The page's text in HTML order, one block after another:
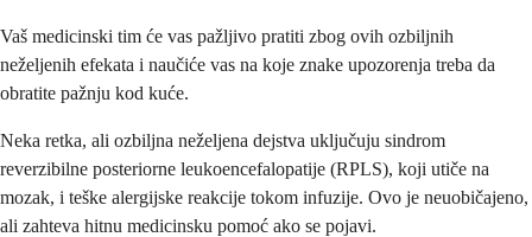
Vaš medicinski tim će vas pažljivo pratiti zbog ovih ozbiljnih
neželjenih efekata i naučiće vas na koje znake upozorenja treba da
obratite pažnju kod kuće.
Neka retka, ali ozbiljna neželjena dejstva uključuju sindrom
reverzibilne posteriorne leukoencefalopatije (RPLS), koji utiče na
mozak, i teške alergijske reakcije tokom infuzije. Ovo je neuobičajeno,
ali zahteva hitnu medicinsku pomoć ako se pojavi.